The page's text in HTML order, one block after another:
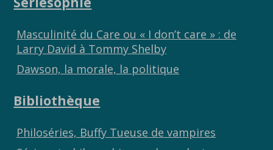
Masculinité du Care ou « I don’t care » : de
Larry David à Tommy Shelby
Dawson, la morale, la politique
Bibliothèque
Philoséries, Buffy Tueuse de vampires